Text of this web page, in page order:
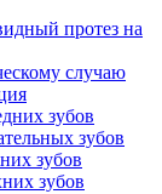
протез на
случаю
зубов
зубов
зубов
зубов